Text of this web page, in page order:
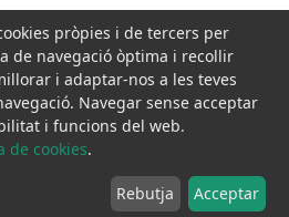
pròpies i de tercers per
de navegació òptima i recollir
i adaptar-nos a les teves
Navegar sense acceptar
i funcions del web.
de cookies.
Rebutja Acceptar